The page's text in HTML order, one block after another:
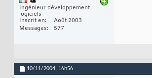
Ingénieur développement
logiciels
Inscrit en
Août 2003
Messages
577
10/11/2004, 16h56